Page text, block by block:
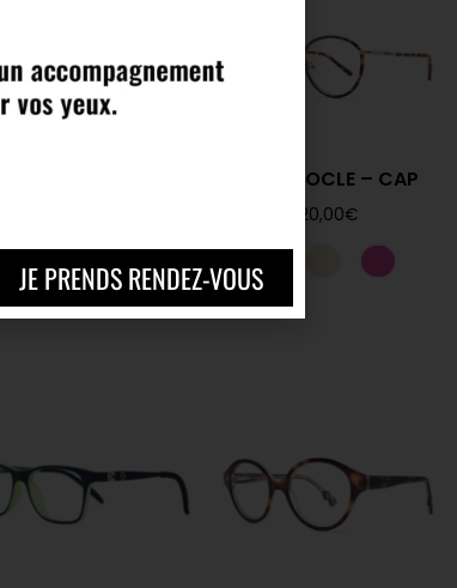
BAMBINOCLE – CAP
120,00€
JE PRENDS RENDEZ-VOUS